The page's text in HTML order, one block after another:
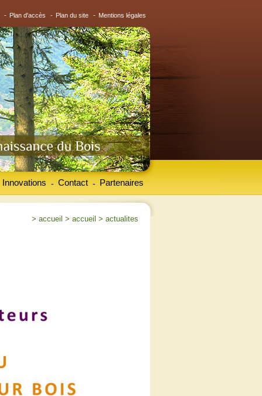
- Plan d'accès - Plan du site - Mentions légales
Innovations Contact
- Partenaires
-
> accueil > accueil > actualites